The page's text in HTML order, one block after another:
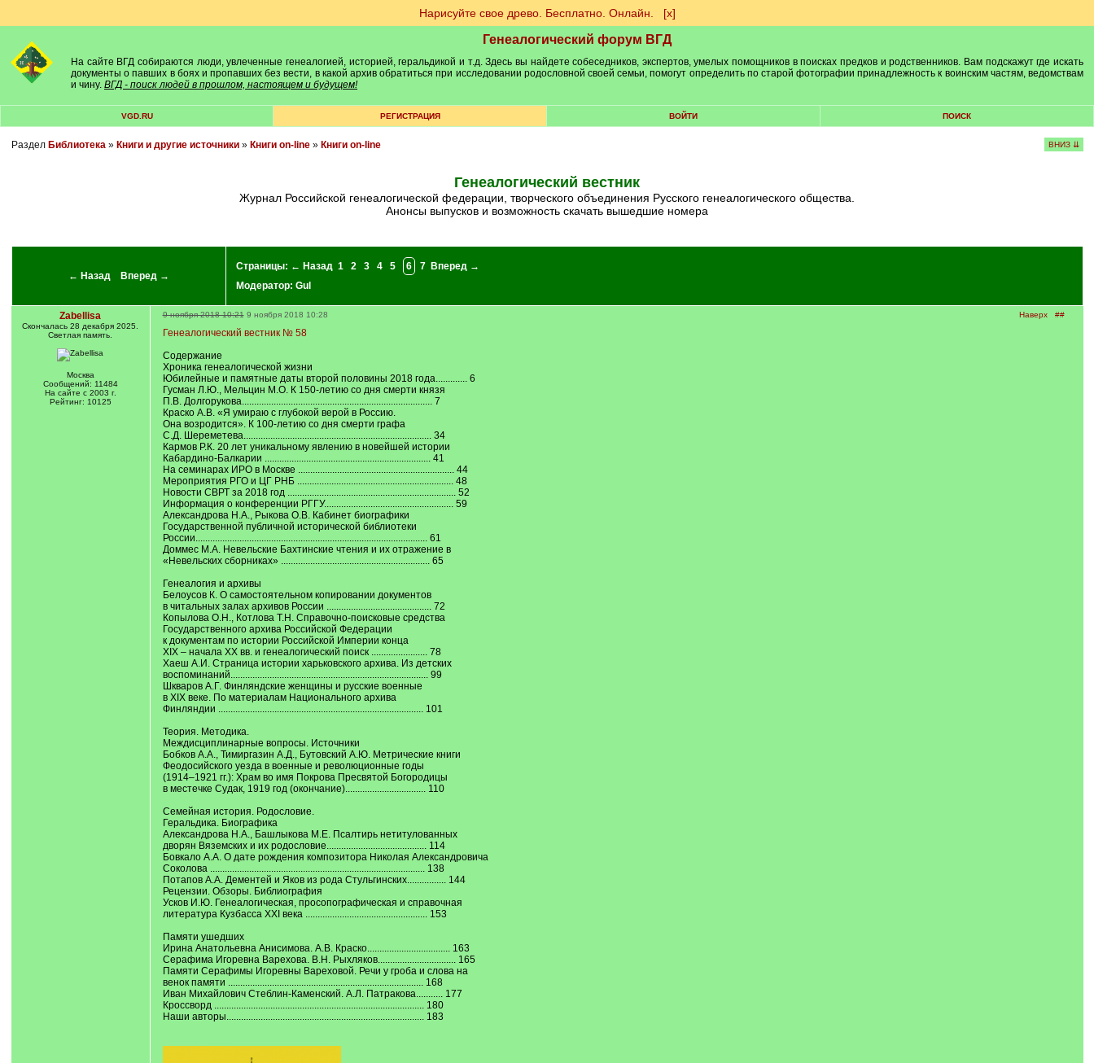
Нарисуйте свое древо. Бесплатно. Онлайн. [х]
Генеалогический форум ВГД
На сайте ВГД собираются люди, увлеченные генеалогией, историей, геральдикой и т.д. Здесь вы найдете собеседников, экспертов, умелых помощников в поисках предков и родственников. Вам подскажут где искать
документы о павших в боях и пропавших без вести, в какой архив обратиться при исследовании родословной своей семьи, помогут определить по старой фотографии принадлежность к воинским частям, ведомствам
и чину. ВГД - поиск людей в прошлом, настоящем и будущем!
VGD.RU РЕГИСТРАЦИЯ ВОЙТИ ПОИСК
Раздел Библиотека» Книги и другие источники» Книги on-line» Книги on-line ВНИЗ ⇊
Генеалогический вестник
Журнал Российской генеалогической федерации, творческого объединения Русского генеалогического общества.
Анонсы выпусков и возможность скачать вышедшие номера
← Назад Вперед →
Страницы: ← Назад 1 2 3 4 5 6 7
Вперед →
Модератор: Gul
Zabellisa
Cкончалась 28 декабря 2025.
Светлая память.
Москва
Сообщений: 11484
На сайте с 2003 г.
Рейтинг: 10125
Наверх ##
9 ноября 2018 10:21 9 ноября 2018 10:28
Генеалогический вестник № 58
Содержание
Хроника генеалогической жизни
Юбилейные и памятные даты второй половины 2018 года............. 6
Гусман Л.Ю., Мельцин М.О. К 150-летию со дня смерти князя
П.В. Долгорукова.............................................................................. 7
Краско А.В. «Я умираю с глубокой верой в Россию.
Она возродится». К 100-летию со дня смерти графа
С.Д. Шереметева............................................................................. 34
Кармов Р.К. 20 лет уникальному явлению в новейшей истории
Кабардино-Балкарии .................................................................... 41
На семинарах ИРО в Москве ................................................................ 44
Мероприятия РГО и ЦГ РНБ ................................................................ 48
Новости СВРТ за 2018 год ..................................................................... 52
Информация о конференции РГГУ..................................................... 59
Александрова Н.А., Рыкова О.В. Кабинет биографики
Государственной публичной исторической библиотеки
России............................................................................................... 61
Доммес М.А. Невельские Бахтинские чтения и их отражение в
«Невельских сборниках» ............................................................. 65
Генеалогия и архивы
Белоусов К. О самостоятельном копировании документов
в читальных залах архивов России ........................................... 72
Копылова О.Н., Котлова Т.Н. Справочно-поисковые средства
Государственного архива Российской Федерации
к документам по истории Российской Империи конца
XIX ‒ начала XX вв. и генеалогический поиск ....................... 78
Хаеш А.И. Страница истории харьковского архива. Из детских
воспоминаний................................................................................. 99
Шкваров А.Г. Финляндские женщины и русские военные
в XIX веке. По материалам Национального архива
Финляндии .................................................................................... 101
Теория. Методика.
Междисциплинарные вопросы. Источники
Бобков А.А., Тимиргазин А.Д., Бутовский А.Ю. Метрические книги
Феодосийского уезда в военные и революционные годы
(1914‒1921 гг.): Храм во имя Покрова Пресвятой Богородицы
в местечке Судак, 1919 год (окончание)................................. 110
Семейная история. Родословие.
Геральдика. Биографика
Александрова Н.А., Башлыкова М.Е. Псалтирь нетитулованных
дворян Вяземских и их родословие......................................... 114
Бовкало А.А. О дате рождения композитора Николая Александровича
Соколова ........................................................................................ 138
Потапов А.А. Дементей и Яков из рода Стульгинских................ 144
Рецензии. Обзоры. Библиография
Усков И.Ю. Генеалогическая, просопографическая и справочная
литература Кузбасса XXI века .................................................. 153
Памяти ушедших
Ирина Анатольевна Анисимова. А.В. Краско.................................. 163
Серафима Игоревна Варехова. В.Н. Рыхляков................................ 165
Памяти Серафимы Игоревны Вареховой. Речи у гроба и слова на
венок памяти ................................................................................ 168
Иван Михайлович Стеблин-Каменский. А.Л. Патракова........... 177
Кроссворд ...................................................................................... 180
Наши авторы................................................................................. 183